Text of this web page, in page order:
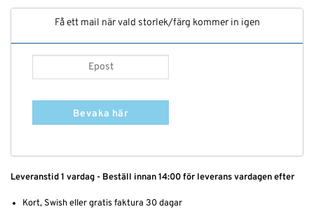
Få ett mail när vald storlek/färg kommer in igen
Bevaka här
Leveranstid 1 vardag - Beställ innan 14:00 för leverans vardagen efter
Kort, Swish eller gratis faktura 30 dagar